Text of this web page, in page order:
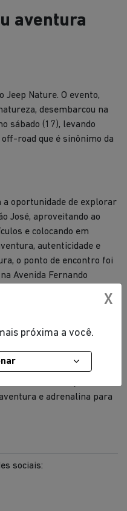
aventura
Jeep Nature. O evento,
desembarcou na
sábado (17), levando
road que é sinônimo da
a oportunidade de explorar
José, aproveitando ao
e colocando em
autenticidade e
o ponto de encontro foi
Avenida Fernando
o Jeep Nature
e adrenalina para
sociais:
X
próxima a você.